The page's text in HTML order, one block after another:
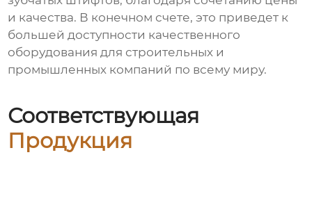
и качества. В конечном счете, это приведет к
большей доступности качественного
оборудования для строительных и
промышленных компаний по всему миру.
Соответствующая
Продукция